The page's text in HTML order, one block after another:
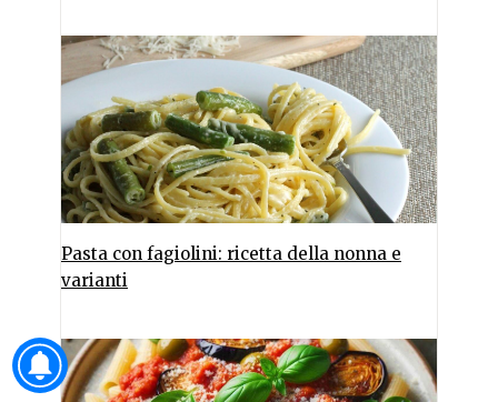
Pasta con fagiolini: ricetta della nonna e
varianti